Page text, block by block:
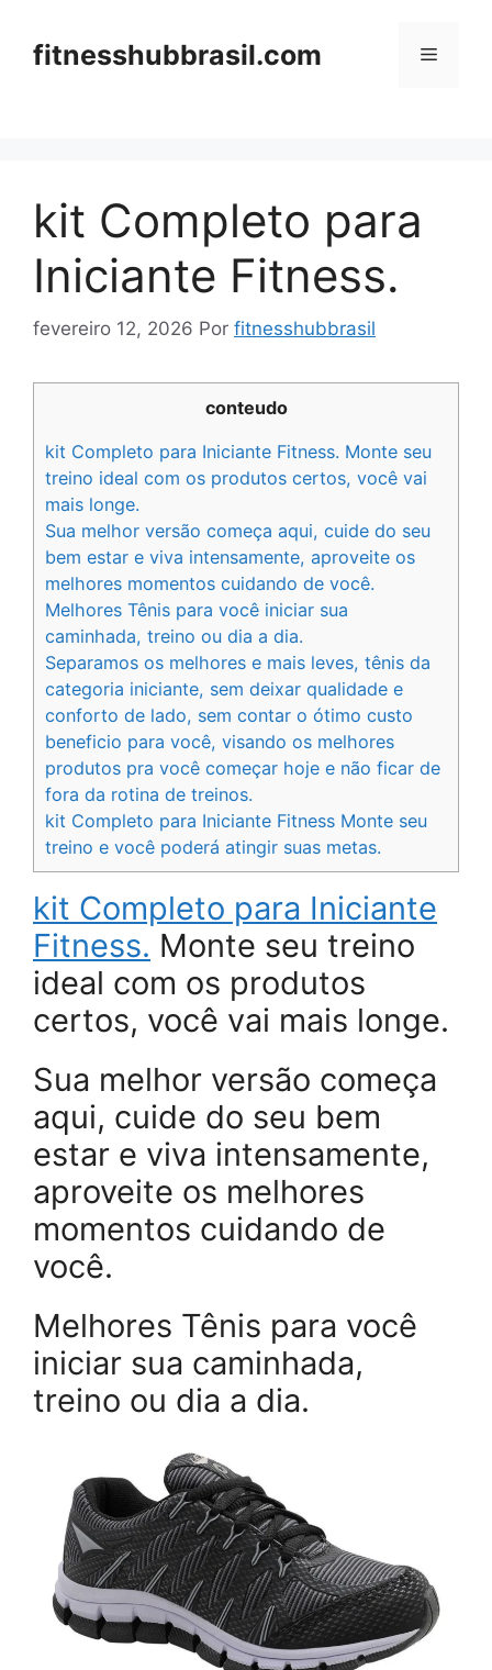
parafitnesshubbrasil.com Menu
kit Completo para
Iniciante Fitness.
fevereiro 12, 2026 Por fitnesshubbrasil
conteudo
kit Completo para Iniciante Fitness. Monte seu
treino ideal com os produtos certos, você vai
mais longe.
Sua melhor versão começa aqui, cuide do seu
bem estar e viva intensamente, aproveite os
melhores momentos cuidando de você.
Melhores Tênis para você iniciar sua
caminhada, treino ou dia a dia.
Separamos os melhores e mais leves, tênis da
categoria iniciante, sem deixar qualidade e
conforto de lado, sem contar o ótimo custo
beneficio para você, visando os melhores
produtos pra você começar hoje e não ficar de
fora da rotina de treinos.
kit Completo para Iniciante Fitness Monte seu
treino e você poderá atingir suas metas.
kit Completo para Iniciante
Fitness. Monte seu treino
ideal com os produtos
certos, você vai mais longe.
Sua melhor versão começa
aqui, cuide do seu bem
estar e viva intensamente,
aproveite os melhores
momentos cuidando de
você.
Melhores Tênis para você
iniciar sua caminhada,
treino ou dia a dia.